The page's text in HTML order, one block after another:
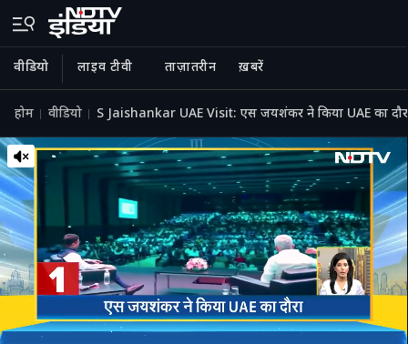
वीडियो लाइव टीवी ताज़ातरीन ख़बरें
होम वीडियो S Jaishankar UAE Visit: एस जयशंकर ने किया UAE का